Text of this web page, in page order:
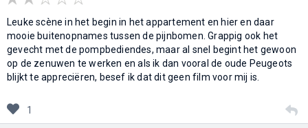
Leuke scène in het begin in het appartement en hier en daar
mooie buitenopnames tussen de pijnbomen. Grappig ook het
gevecht met de pompbediendes, maar al snel begint het gewoon
op de zenuwen te werken en als ik dan vooral de oude Peugeots
blijkt te appreciëren, besef ik dat dit geen film voor mij is.
1